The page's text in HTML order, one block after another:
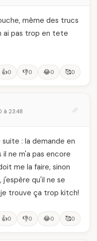
même des trucs
ai pas trop en tete
👍0 👎0 😂0 🥰0
à 23:48
: la demande en
il ne m'a pas encore
me la faire, sinon
qu'il ne se
trouve ça trop kitch!
👍0 👎0 😂0 🥰0